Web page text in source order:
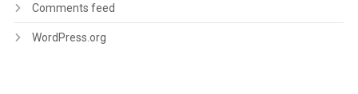
Comments feed
WordPress.org